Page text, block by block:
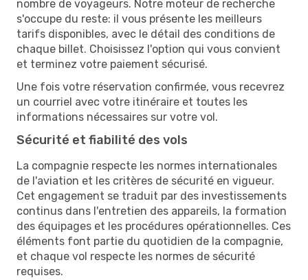
nombre de voyageurs. Notre moteur de recherche
s'occupe du reste: il vous présente les meilleurs
tarifs disponibles, avec le détail des conditions de
chaque billet. Choisissez l'option qui vous convient
et terminez votre paiement sécurisé.
Une fois votre réservation confirmée, vous recevrez
un courriel avec votre itinéraire et toutes les
informations nécessaires sur votre vol.
Sécurité et fiabilité des vols
La compagnie respecte les normes internationales
de l'aviation et les critères de sécurité en vigueur.
Cet engagement se traduit par des investissements
continus dans l'entretien des appareils, la formation
des équipages et les procédures opérationnelles. Ces
éléments font partie du quotidien de la compagnie,
et chaque vol respecte les normes de sécurité
requises.